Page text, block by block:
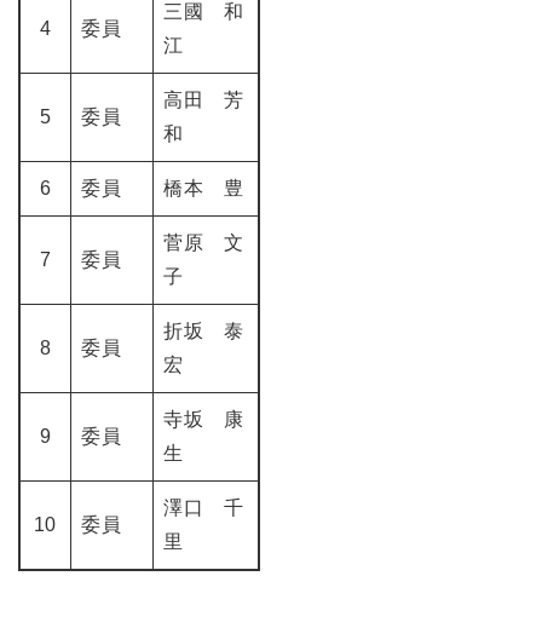
4 委員
三國 和
江
5 委員
高田 芳
和
6 委員 橋本 豊
7 委員
菅原 文
子
8 委員
折坂 泰
宏
9 委員
寺坂 康
生
10 委員
澤口 千
里